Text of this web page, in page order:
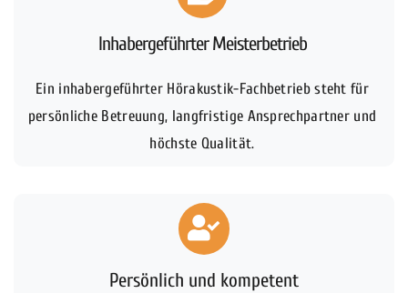
Inhabergeführter Meisterbetrieb
Ein inhabergeführter Hörakustik-Fachbetrieb steht für
persönliche Betreuung, langfristige Ansprechpartner und
höchste Qualität.
Persönlich und kompetent